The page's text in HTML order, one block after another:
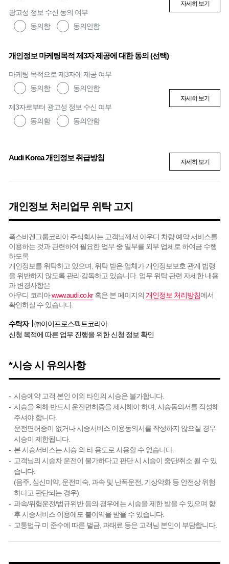
광고성 정보 수신 동의 여부
동의함
동의안함
자세히 보기
개인정보 마케팅목적 제3자 제공에 대한 동의 (선택)
마케팅 목적으로 제3자에 제공 여부
동의함
동의안함
제3자로부터 광고성 정보 수신 여부
동의함
동의안함
자세히 보기
Audi Korea 개인정보 취급방침 자세히 보기
개인정보 처리업무 위탁 고지
폭스바겐그룹코리아 주식회사는 고객님께서 아우디 차량 예약 서비스를
이용하는 것과 관련하여 필요한 업무 중 일부를 외부 업체로 하여금 수행
하도록
개인정보를 위탁하고 있으며, 위탁 받은 업체가 개인정보보호 관계 법령
을 위반하지 않도록 관리∙감독하고 있습니다. 업무 위탁 관련 자세한 내용
과 변경사항은
아우디 코리아www.audi.co.kr혹은 본 페이지의 개인정보 처리방침에서
확인하실 수 있습니다.
수탁자
㈜아이프로스펙트코리아
신청 목적에 따른 업무 진행을 위한 신청 정보 확인
*시승 시 유의사항
시승예약 고객 본인 이외 타인의 시승은 불가합니다.
시승을 위해 반드시 운전면허증을 제시해야 하며, 시승동의서를 작성해
주셔야 합니다.
운전면허증이 없거나 시승서비스 이용동의서를 작성하지 않으실 경우
시승이 제한됩니다.
본 시승서비스는 시승 외 타 용도로 사용할 수 없습니다.
고객님의 시승차 운전이 불가하다고 판단 시 시승이 중단/취소 될 수 있
습니다.
(음주, 심신미약, 운전미숙, 과속 및 난폭운전, 기상악화 등 안전상 위험
하다고 판단되는 경우).
과속/위험운전/법규위반 등의 경우에는 시승을 제한 받을 수 있으며 향
후 시승서비스 이용에도 불이익을 받을 수 있습니다.
교통법규 미 준수에 따른 벌금, 과태료 등은 고객님 본인이 부담합니다.